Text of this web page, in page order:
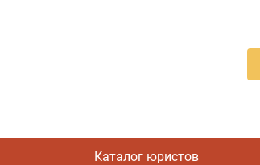
Каталог юристов